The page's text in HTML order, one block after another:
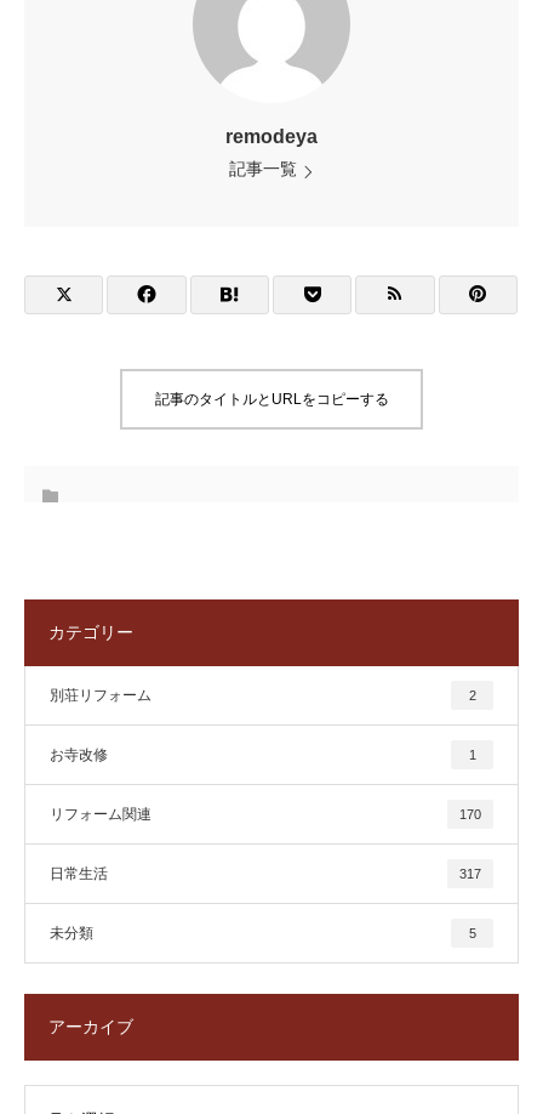
remodeya
記事一覧
記事のタイトルとURLをコピーする
カテゴリー
別荘リフォーム 2
お寺改修 1
リフォーム関連 170
日常生活 317
未分類 5
アーカイブ